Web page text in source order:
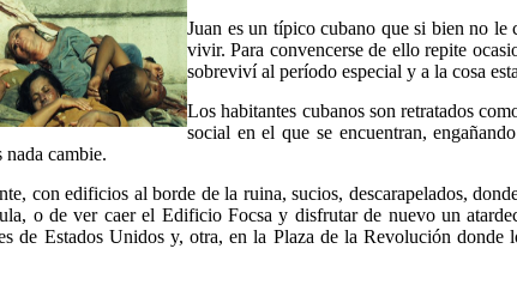
Juan es un típico cubano que si bien no le
vivir. Para convencerse de ello repite
sobreviví al período especial y a la cosa
Los habitantes cubanos son retratados
social en el que se encuentran,
cambie.
con edificios al borde de la ruina, sucios, descarapelados,
o de ver caer el Edificio Focsa y disfrutar de nuevo un
de Estados Unidos y, otra, en la Plaza de la Revolución